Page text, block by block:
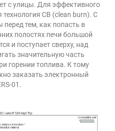
с улицы. Для эффективного
CB (clean burn). С
тем, как попасть в
полостях печи большой
и поступает сверху, над
значительную часть
горении топлива. К тому
заказать электронный
01.